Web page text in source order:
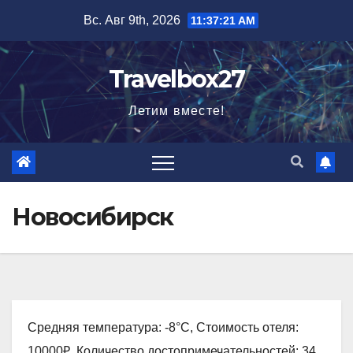
содержимому
Вс. Авг 9th, 2026 11:37:23 AM
Travelbox27
Летим вместе!
Новосибирск
Средняя температура: -8°C, Стоимость отеля: